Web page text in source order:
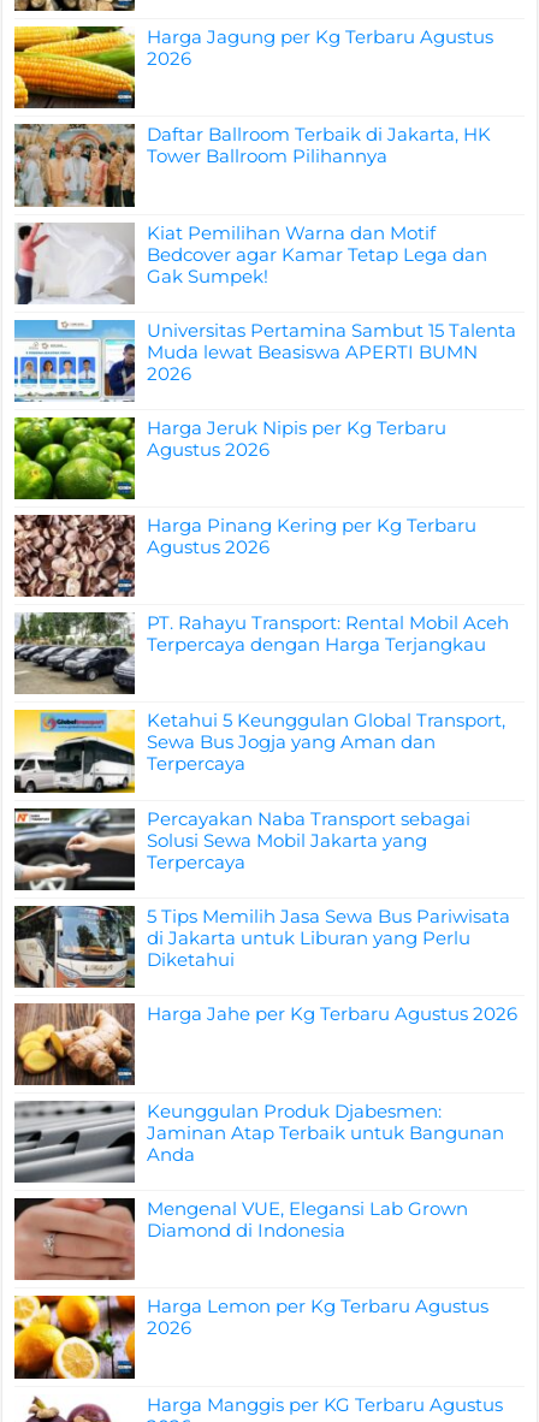
Harga Jagung per Kg Terbaru Agustus
2026
Daftar Ballroom Terbaik di Jakarta, HK
Tower Ballroom Pilihannya
Kiat Pemilihan Warna dan Motif
Bedcover agar Kamar Tetap Lega dan
Gak Sumpek!
Universitas Pertamina Sambut 15 Talenta
Muda lewat Beasiswa APERTI BUMN
2026
Harga Jeruk Nipis per Kg Terbaru
Agustus 2026
Harga Pinang Kering per Kg Terbaru
Agustus 2026
PT. Rahayu Transport: Rental Mobil Aceh
Terpercaya dengan Harga Terjangkau
Ketahui 5 Keunggulan Global Transport,
Sewa Bus Jogja yang Aman dan
Terpercaya
Percayakan Naba Transport sebagai
Solusi Sewa Mobil Jakarta yang
Terpercaya
5 Tips Memilih Jasa Sewa Bus Pariwisata
di Jakarta untuk Liburan yang Perlu
Diketahui
Harga Jahe per Kg Terbaru Agustus 2026
Keunggulan Produk Djabesmen:
Jaminan Atap Terbaik untuk Bangunan
Anda
Mengenal VUE, Elegansi Lab Grown
Diamond di Indonesia
Harga Lemon per Kg Terbaru Agustus
2026
Harga Manggis per KG Terbaru Agustus